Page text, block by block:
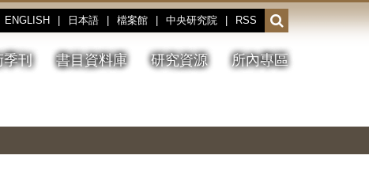
ENGLISH 日本語 檔案館 中央研究院 RSS
開
啟
或
收
季刊 書目資料庫 研究資源 所內專區
停、
圖
圖
結